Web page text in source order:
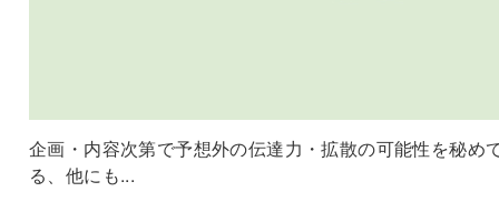
企画・内容次第で予想外の伝達力・拡散の可能性を秘め
る、他にも...